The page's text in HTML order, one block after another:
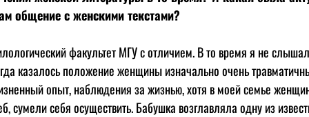
общение с женскими текстами?
факультет МГУ с отличием. В то время я не
казалось положение женщины изначально очень
опыт, наблюдения за жизнью, хотя в моей семье
сумели себя осуществить. Бабушка возглавляла одну из